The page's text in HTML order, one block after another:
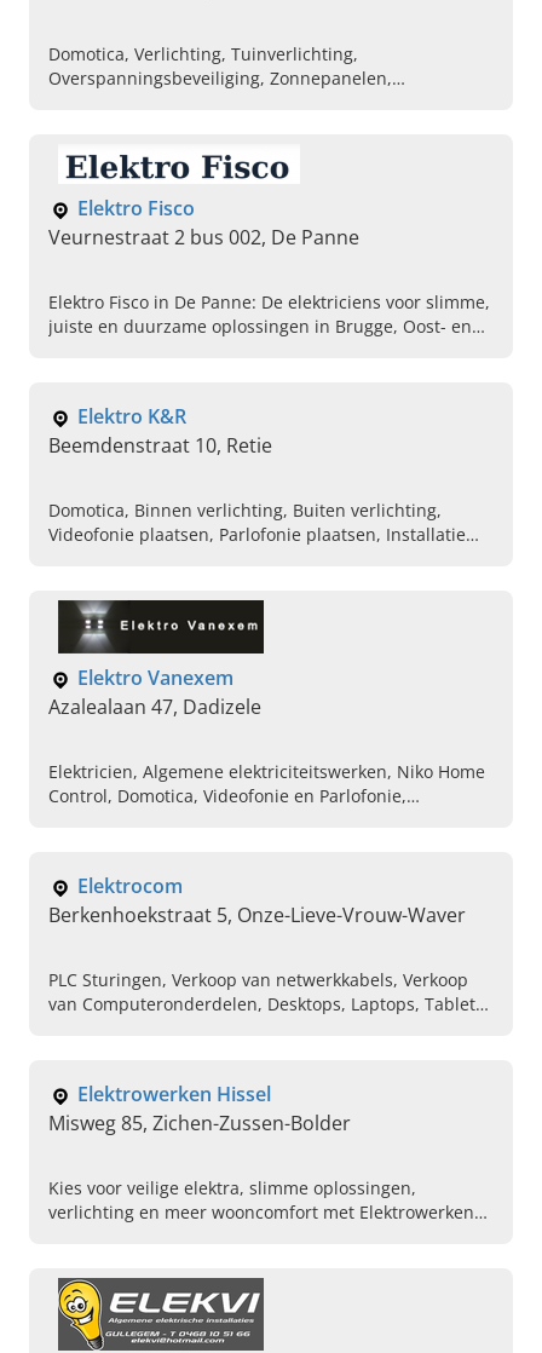
Domotica, Verlichting, Tuinverlichting,
Overspanningsbeveiliging, Zonnepanelen,
Elektro Fisco
Veurnestraat 2 bus 002, De Panne
Elektro Fisco in De Panne: De elektriciens voor slimme,
juiste en duurzame oplossingen in Brugge, Oost- en
Elektro K&R
Beemdenstraat 10, Retie
Domotica, Binnen verlichting, Buiten verlichting,
Videofonie plaatsen, Parlofonie plaatsen, Installatie
herstellingen
Elektro Vanexem
Azalealaan 47, Dadizele
Elektricien, Algemene elektriciteitswerken, Niko Home
Control, Domotica, Videofonie en Parlofonie,
Elektrocom
Berkenhoekstraat 5, Onze-Lieve-Vrouw-Waver
PLC Sturingen, Verkoop van netwerkkabels, Verkoop
van Computeronderdelen, Desktops, Laptops, Tablets ,
Elektrowerken Hissel
Misweg 85, Zichen-Zussen-Bolder
Kies voor veilige elektra, slimme oplossingen,
verlichting en meer wooncomfort met Elektrowerken